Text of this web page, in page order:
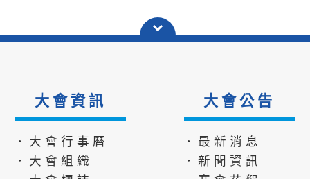
大會資訊
．大會行事曆
．大會組織
大會公告
．最新消息
．新聞資訊